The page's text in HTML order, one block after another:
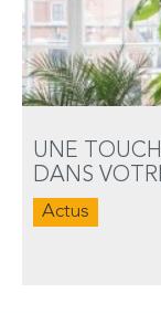
UNE
DANS
Actus